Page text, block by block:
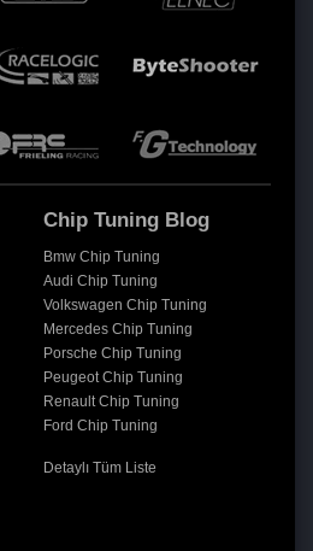
Chip Tuning Blog
Bmw Chip Tuning
Audi Chip Tuning
Volkswagen Chip Tuning
Mercedes Chip Tuning
Porsche Chip Tuning
Peugeot Chip Tuning
Renault Chip Tuning
Ford Chip Tuning
Detaylı Tüm Liste